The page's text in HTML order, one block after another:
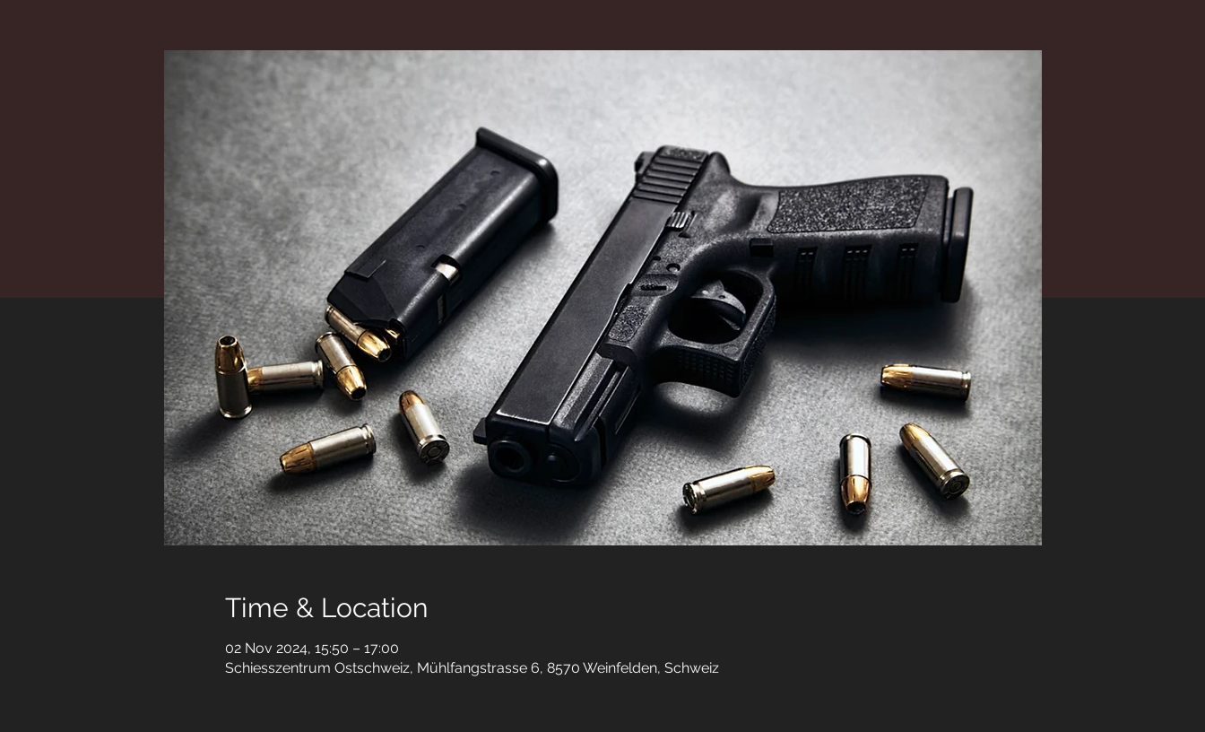
Time & Location
02 Nov 2024, 15:50 – 17:00
Schiesszentrum Ostschweiz, Mühlfangstrasse 6, 8570 Weinfelden, Schweiz